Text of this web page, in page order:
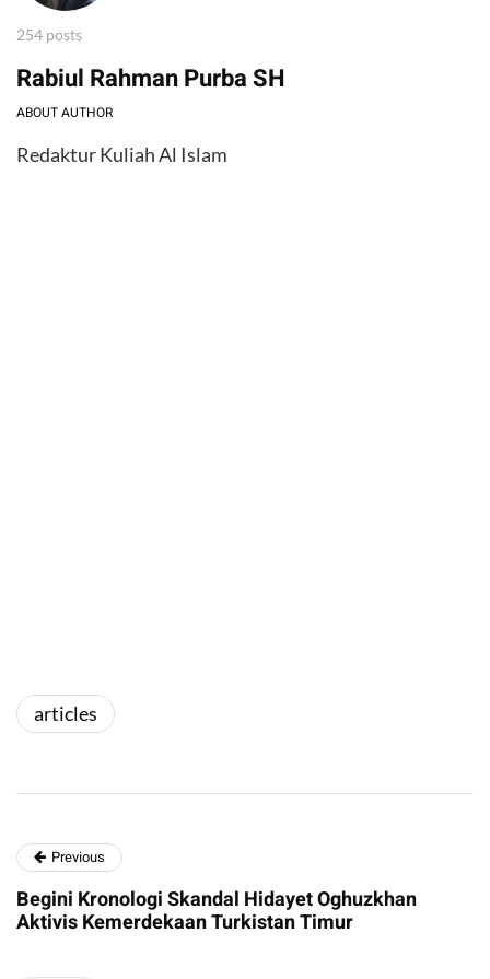
254 posts
Rabiul Rahman Purba SH
ABOUT AUTHOR
Redaktur Kuliah Al Islam
articles
Previous
Begini Kronologi Skandal Hidayet Oghuzkhan
Aktivis Kemerdekaan Turkistan Timur